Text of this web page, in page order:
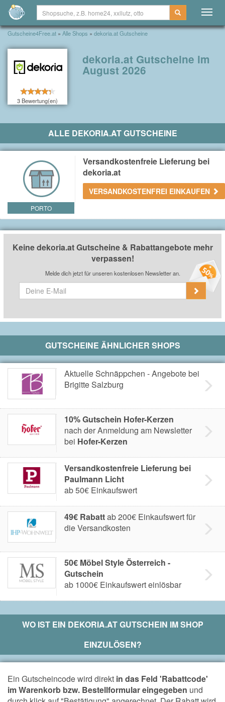
Gutscheine4Free.at » Alle Shops » dekoria.at Gutscheine
3 Bewertung(en)
dekoria.at Gutscheine im
August 2026
ALLE DEKORIA.AT GUTSCHEINE
PORTO
Versandkostenfreie Lieferung bei
dekoria.at
VERSANDKOSTENFREI EINKAUFEN
Keine dekoria.at Gutscheine & Rabattangebote mehr
verpassen!
Melde dich jetzt für unseren kostenlosen Newsletter an.
GUTSCHEINE ÄHNLICHER SHOPS
Aktuelle Schnäppchen - Angebote bei
Brigitte Salzburg
10% Gutschein Hofer-Kerzen
nach der Anmeldung am Newsletter
bei Hofer-Kerzen
Versandkostenfreie Lieferung bei
Paulmann Licht
ab 50€ Einkaufswert
49€ Rabattab 200€ Einkaufswert für
die Versandkosten
50€ Möbel Style Österreich -
Gutschein
ab 1000€ Einkaufswert einlösbar
WO IST EIN DEKORIA.ATGUTSCHEIN IM SHOP
EINZULÖSEN?
Ein Gutscheincode wird direkt in das Feld 'Rabattcode'
im Warenkorb bzw. Bestellformular eingegeben und